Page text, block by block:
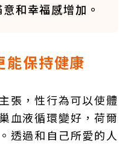
和幸福感增加。
能保持健康
張，性行為可以使體
血液循環變好，荷爾
透過和自己所愛的人